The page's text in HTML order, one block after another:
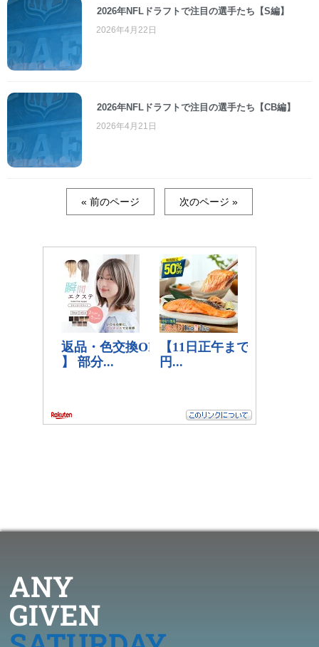
2026年NFLドラフトで注目の選手たち【S編】
2026年4月22日
2026年NFLドラフトで注目の選手たち【CB編】
2026年4月21日
« 前のページ 次のページ »
ANY
GIVEN